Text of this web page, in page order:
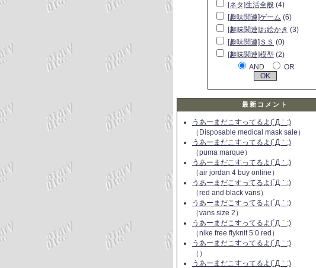
[ネタ]生活全般 (4)
[趣味関連]ゲーム (6)
[趣味関連]お絵かき (3)
[趣味関連]ＳＳ (0)
[趣味関連]模型 (2)
AND
OR
最新コメント
うあーまだこすってるよ(´Д｀;)
（Disposable medical mask sale）
うあーまだこすってるよ(´Д｀;)
（puma marque）
うあーまだこすってるよ(´Д｀;)
（air jordan 4 buy online）
うあーまだこすってるよ(´Д｀;)
（red and black vans）
うあーまだこすってるよ(´Д｀;)
（vans size 2）
うあーまだこすってるよ(´Д｀;)
（nike free flyknit 5.0 red）
うあーまだこすってるよ(´Д｀;)
（）
うあーまだこすってるよ(´Д｀;)